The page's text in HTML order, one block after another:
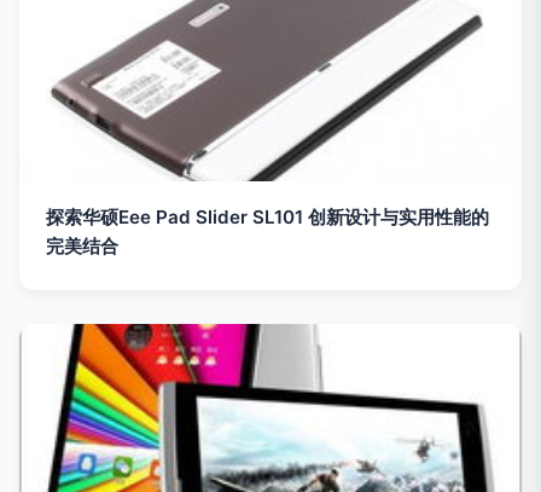
探索华硕Eee Pad Slider SL101 创新设计与实用性能的
完美结合